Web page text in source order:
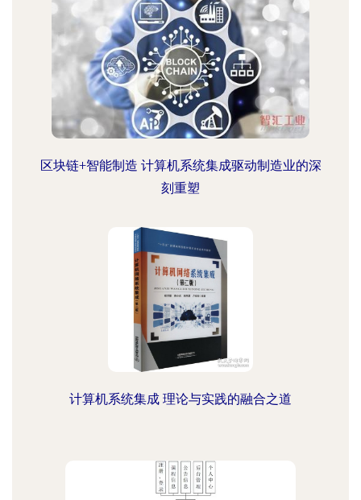
区块链+智能制造 计算机系统集成驱动制造业的深
刻重塑
计算机系统集成 理论与实践的融合之道